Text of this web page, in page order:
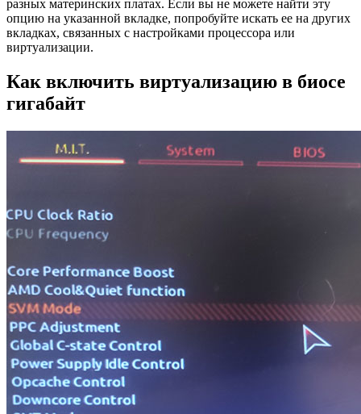
разных материнских платах. Если вы не можете найти эту
опцию на указанной вкладке, попробуйте искать ее на других
вкладках, связанных с настройками процессора или
виртуализации.
Как включить виртуализацию в биосе
гигабайт